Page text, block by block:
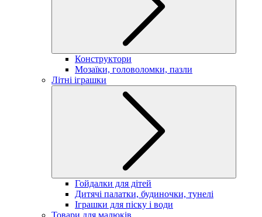
Конструктори
Мозаїки, головоломки, пазли
Літні іграшки
Гойдалки для дітей
Дитячі палатки, будиночки, тунелі
Іграшки для піску і води
Товари для малюків